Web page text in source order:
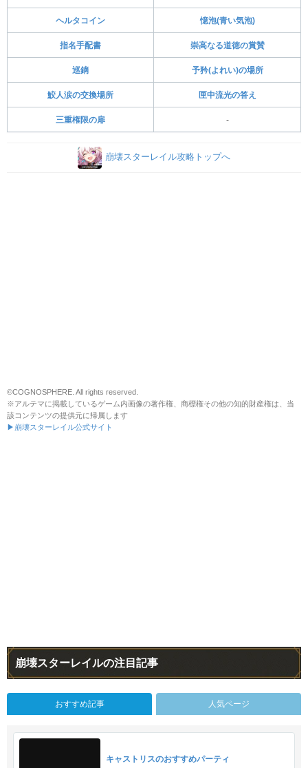
ヘルタコイン 憶泡(青い気泡)
指名手配書 崇高なる道徳の賞賛
巡鏑 予矜(よれい)の場所
鮫人涙の交換場所 匣中流光の答え
三重権限の扉 -
崩壊スターレイル攻略トップへ
©COGNOSPHERE. All rights reserved.
※アルテマに掲載しているゲーム内画像の著作権、商標権その他の知的財産権は、当
該コンテンツの提供元に帰属します
▶崩壊スターレイル公式サイト
崩壊スターレイルの注目記事
おすすめ記事 人気ページ
キャストリスのおすすめパーティ